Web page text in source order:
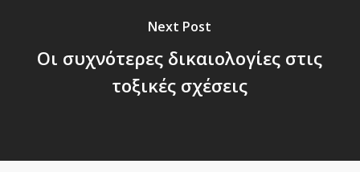
Next Post
Οι συχνότερες δικαιολογίες στις
τοξικές σχέσεις